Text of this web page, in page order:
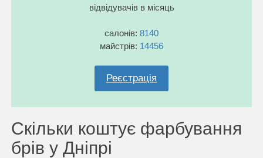
відвідувачів в місяць
салонів: 8140
майстрів: 14456
Реєстрація
Скільки коштує фарбування
брів у Дніпрі